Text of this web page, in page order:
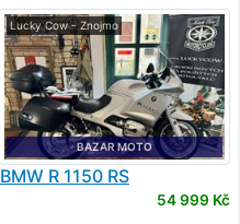
Lucky Cow - Znojmo
BAZAR MOTO
BMW R 1150 RS
54 999 Kč